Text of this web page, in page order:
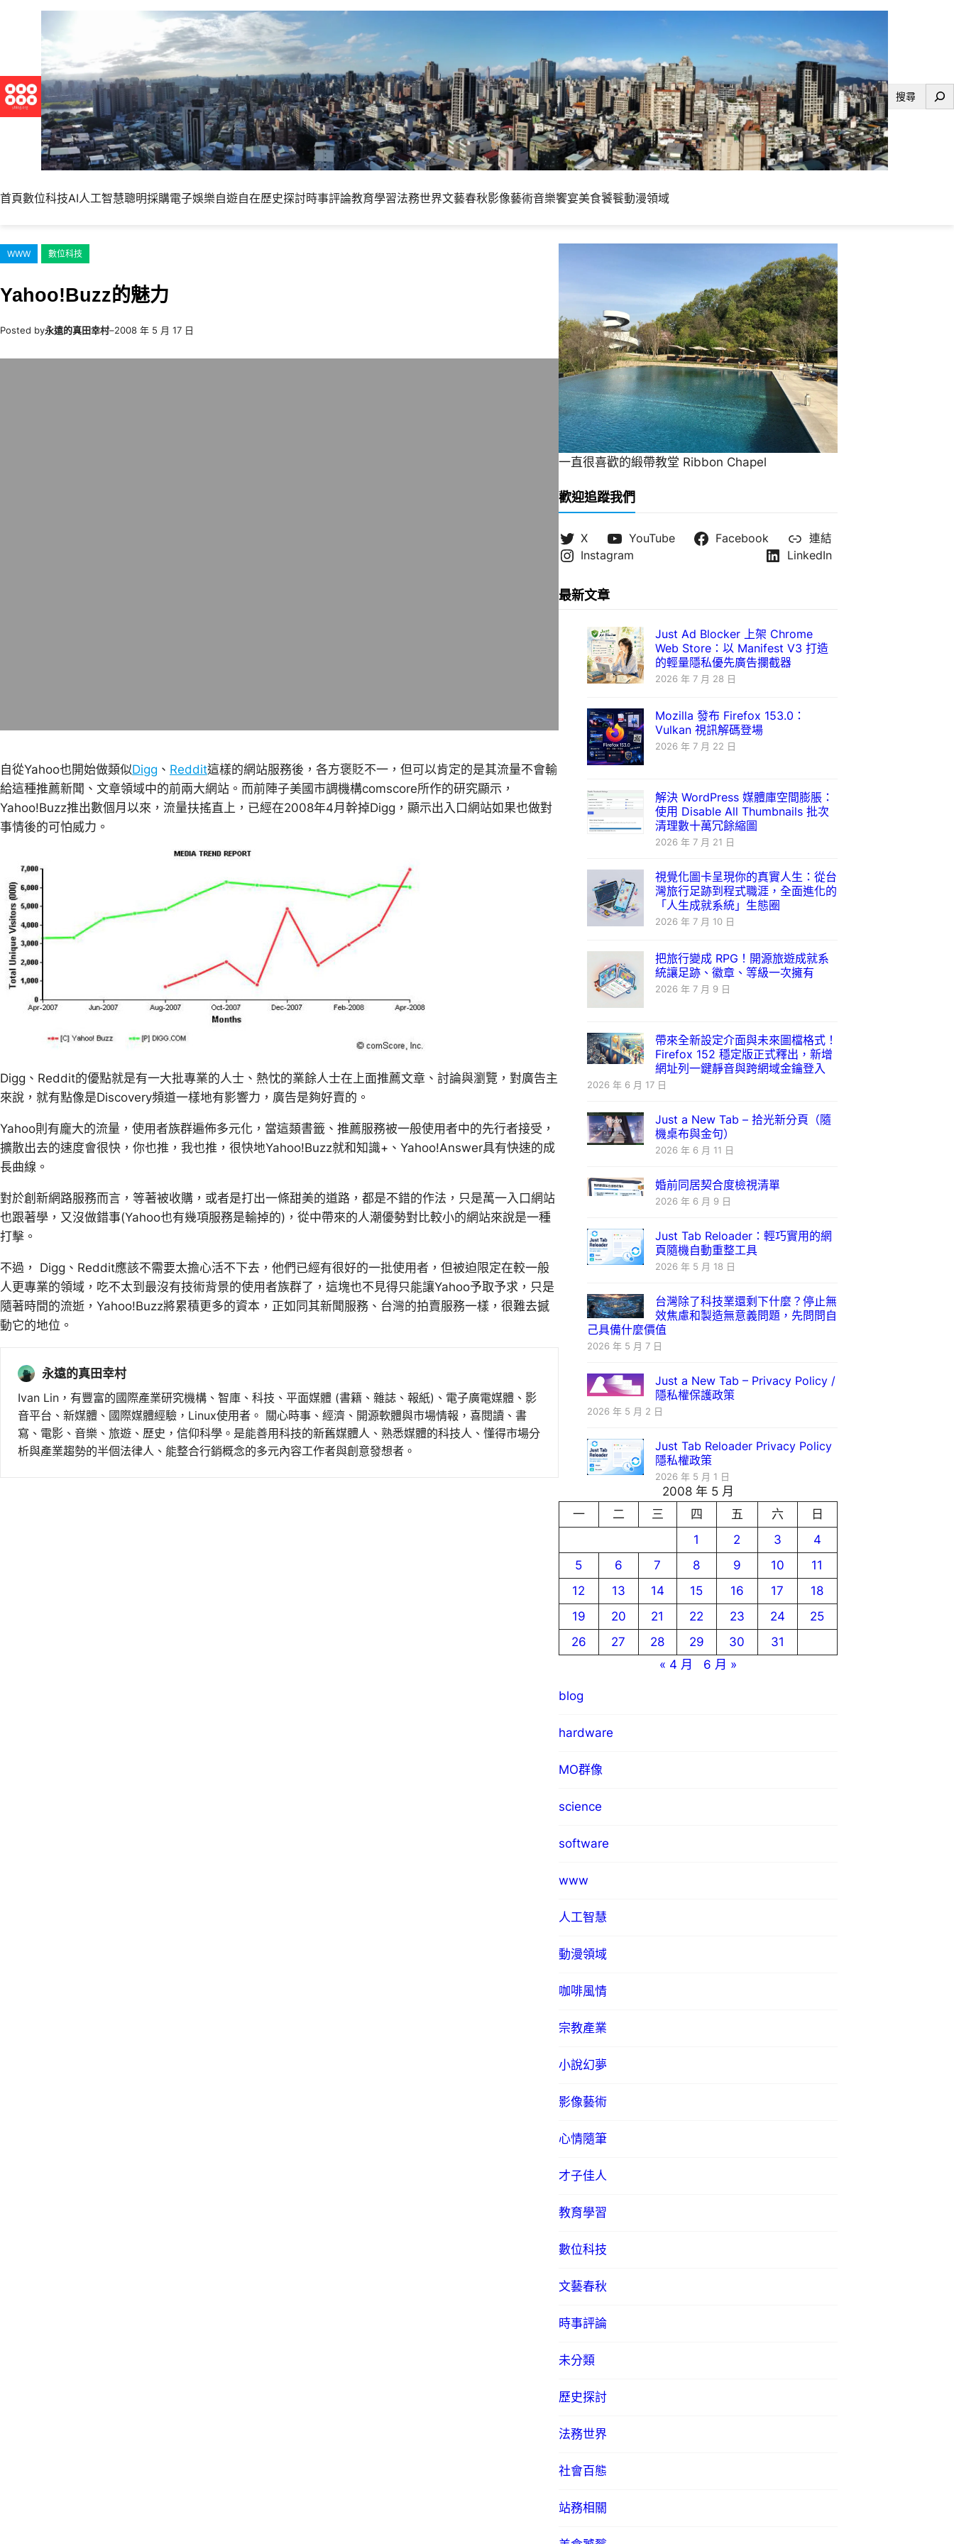
內
容
搜
首頁數位科技AI人工智慧聰明採購電子娛樂自遊自在歷史探討時事評論教育學習法務世界文藝春秋影像藝術音樂饗宴美食饕餮動漫領域
WWW 數位科技
Yahoo!Buzz的魅力
Posted by永遠的真田幸村–2008 年 5 月 17 日
自從Yahoo也開始做類似Digg 、 Reddit這樣的網站服務後，各方褒貶不一，但可以肯定的是其流量不會輸
給這種推薦新聞、文章領域中的前兩大網站。而前陣子美國市調機構comscore所作的研究顯示，
Yahoo!Buzz推出數個月以來，流量扶搖直上，已經在2008年4月幹掉Digg，顯示出入口網站如果也做對
事情後的可怕威力。
Digg、Reddit的優點就是有一大批專業的人士、熱忱的業餘人士在上面推薦文章、討論與瀏覽，對廣告主
來說，就有點像是Discovery頻道一樣地有影響力，廣告是夠好賣的。
Yahoo則有龐大的流量，使用者族群遍佈多元化，當這類書籤、推薦服務被一般使用者中的先行者接受，
擴散出去的速度會很快，你也推，我也推，很快地Yahoo!Buzz就和知識+、Yahoo!Answer具有快速的成
長曲線。
對於創新網路服務而言，等著被收購，或者是打出一條甜美的道路，都是不錯的作法，只是萬一入口網站
也跟著學，又沒做錯事(Yahoo也有幾項服務是輸掉的)，從中帶來的人潮優勢對比較小的網站來說是一種
打擊。
不過， Digg、Reddit應該不需要太擔心活不下去，他們已經有很好的一批使用者，但被迫限定在較一般
人更專業的領域，吃不太到最沒有技術背景的使用者族群了，這塊也不見得只能讓Yahoo予取予求，只是
隨著時間的流逝，Yahoo!Buzz將累積更多的資本，正如同其新聞服務、台灣的拍賣服務一樣，很難去撼
動它的地位。
永遠的真田幸村
Ivan Lin，有豐富的國際產業研究機構、智庫、科技、平面媒體 (書籍、雜誌、報紙)、電子廣電媒體、影
音平台、新媒體、國際媒體經驗，Linux使用者。 關心時事、經濟、開源軟體與市場情報，喜閱讀、書
寫、電影、音樂、旅遊、歷史，信仰科學。是能善用科技的新舊媒體人、熟悉媒體的科技人、懂得市場分
析與產業趨勢的半個法律人、能整合行銷概念的多元內容工作者與創意發想者。
一直很喜歡的緞帶教堂 Ribbon Chapel
歡迎追蹤我們
X YouTube Facebook
連結
Instagram
LinkedIn
最新文章
Just Ad Blocker 上架 Chrome
Web Store：以 Manifest V3 打造
的輕量隱私優先廣告攔截器
2026 年 7 月 28 日
Mozilla 發布 Firefox 153.0：
Vulkan 視訊解碼登場
2026 年 7 月 22 日
解決 WordPress 媒體庫空間膨脹：
使用 Disable All Thumbnails 批次
清理數十萬冗餘縮圖
2026 年 7 月 21 日
視覺化圖卡呈現你的真實人生：從台
灣旅行足跡到程式職涯，全面進化的
「人生成就系統」生態圈
2026 年 7 月 10 日
把旅行變成 RPG！開源旅遊成就系
統讓足跡、徽章、等級一次擁有
2026 年 7 月 9 日
帶來全新設定介面與未來圖檔格式！
Firefox 152 穩定版正式釋出，新增
網址列一鍵靜音與跨網域金鑰登入
2026 年 6 月 17 日
Just a New Tab – 拾光新分頁（隨
機桌布與金句）
2026 年 6 月 11 日
婚前同居契合度檢視清單
2026 年 6 月 9 日
Just Tab Reloader：輕巧實用的網
頁隨機自動重整工具
2026 年 5 月 18 日
台灣除了科技業還剩下什麼？停止無
效焦慮和製造無意義問題，先問問自
己具備什麼價值
2026 年 5 月 7 日
Just a New Tab – Privacy Policy /
隱私權保護政策
2026 年 5 月 2 日
Just Tab Reloader Privacy Policy
隱私權政策
2026 年 5 月 1 日
2008 年 5 月
一
二 三 四 五 六
日
1
2 3
4
5
6 7 8 9 10
11
12
13 14 15 16 17
18
19
20 21 22 23 24
25
26
27 28 29 30
31
« 4 月
6 月 »
blog
hardware
MO群像
science
software
www
人工智慧
動漫領域
咖啡風情
宗教產業
小說幻夢
影像藝術
心情隨筆
才子佳人
教育學習
數位科技
文藝春秋
時事評論
未分類
歷史探討
法務世界
社會百態
站務相關